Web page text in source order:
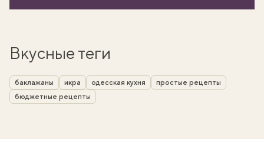
Вкусные теги
баклажаны икра одесская кухня
простые рецепты
бюджетные рецепты